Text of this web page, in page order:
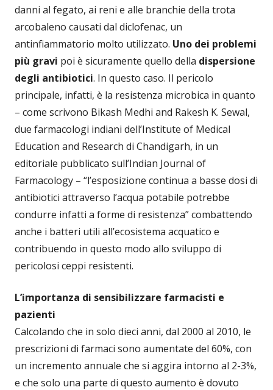
danni al fegato, ai reni e alle branchie della trota
arcobaleno causati dal diclofenac, un
antinfiammatorio molto utilizzato. Uno dei problemi
più gravi poi è sicuramente quello della dispersione
degli antibiotici. In questo caso. Il pericolo
principale, infatti, è la resistenza microbica in quanto
– come scrivono Bikash Medhi and Rakesh K. Sewal,
due farmacologi indiani dell’Institute of Medical
Education and Research di Chandigarh, in un
editoriale pubblicato sull’Indian Journal of
Farmacology – “l’esposizione continua a basse dosi di
antibiotici attraverso l’acqua potabile potrebbe
condurre infatti a forme di resistenza” combattendo
anche i batteri utili all’ecosistema acquatico e
contribuendo in questo modo allo sviluppo di
pericolosi ceppi resistenti.
L’importanza di sensibilizzare farmacisti e
pazienti
Calcolando che in solo dieci anni, dal 2000 al 2010, le
prescrizioni di farmaci sono aumentate del 60%, con
un incremento annuale che si aggira intorno al 2-3%,
e che solo una parte di questo aumento è dovuto